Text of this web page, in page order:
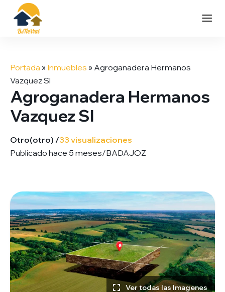
contenido
Portada » Inmuebles » Agroganadera Hermanos
Vazquez Sl
Agroganadera Hermanos
Vazquez Sl
Otro(otro) /33 visualizaciones
Publicado hace 5 meses/BADAJOZ
Ver todas las Imagenes